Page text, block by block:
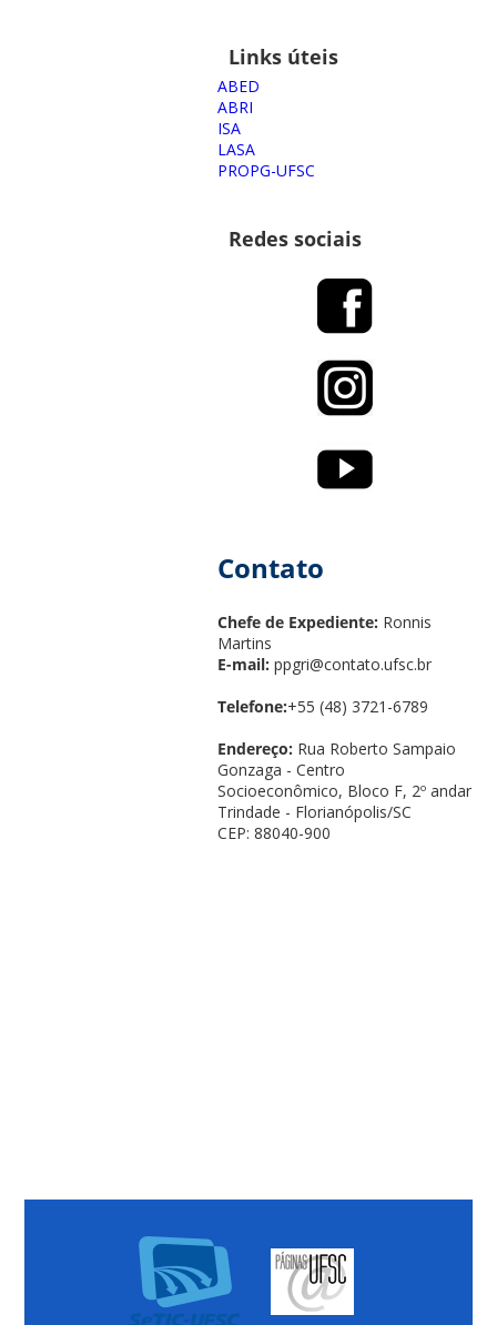
Links úteis
ABED
ABRI
ISA
LASA
PROPG-UFSC
Redes sociais
Contato
Chefe de Expediente: Ronnis
Martins
E-mail: ppgri@contato.ufsc.br
Telefone:+55 (48) 3721-6789
Endereço: Rua Roberto Sampaio
Gonzaga - Centro
Socioeconômico, Bloco F, 2º andar
Trindade - Florianópolis/SC
CEP: 88040-900